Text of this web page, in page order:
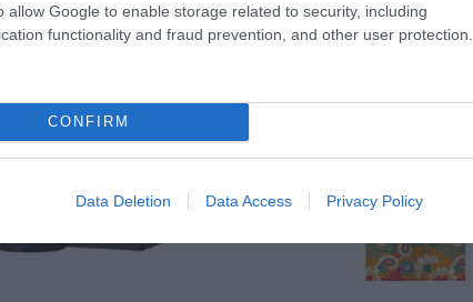
allow Google to enable storage related to security, including
functionality and fraud prevention, and other user protection.
CONFIRM
Data Deletion Data Access Privacy Policy